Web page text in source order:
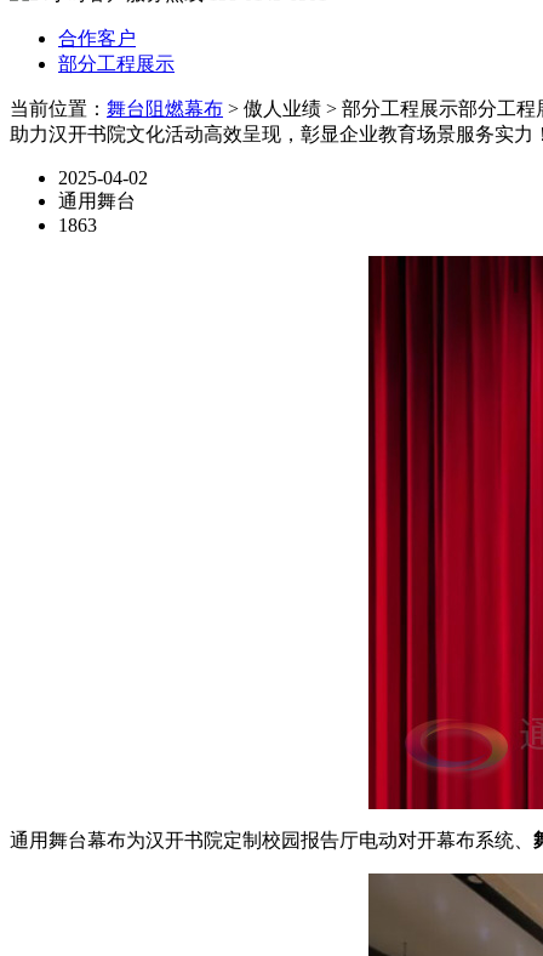
合作客户
部分工程展示
当前位置： 舞台阻燃幕布 > 傲人业绩 > 部分工程展示部分工程
助力汉开书院文化活动高效呈现，彰显企业教育场景服务实
2025-04-02
通用舞台
1863
通用舞台幕布为汉开书院定制校园报告厅电动对开幕布系统、